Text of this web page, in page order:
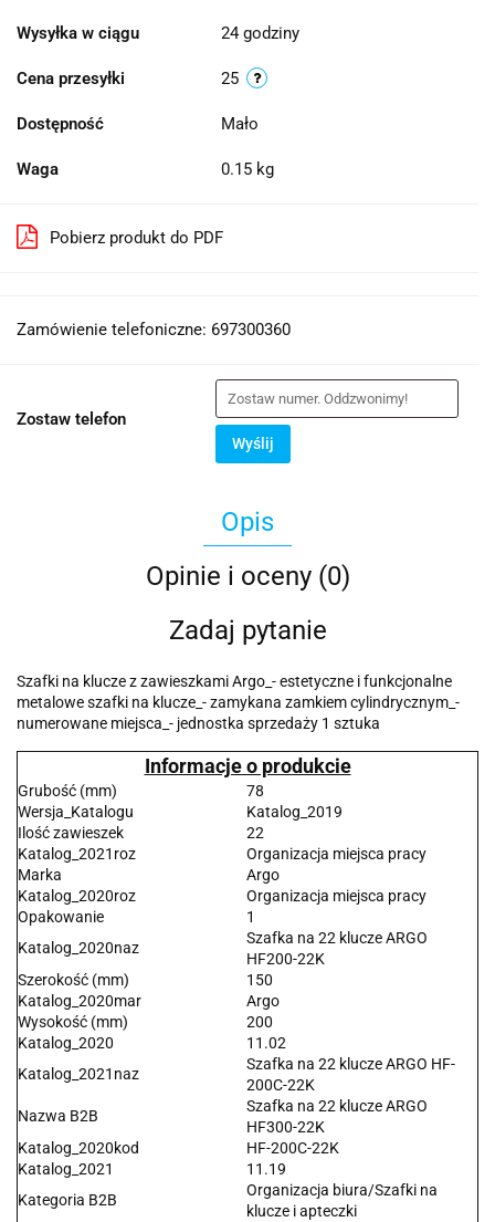
Wysyłka w ciągu 24 godziny
Cena przesyłki 25
Dostępność Mało
Waga 0.15 kg
Pobierz produkt do PDF
Zamówienie telefoniczne: 697300360
Zostaw telefon
Wyślij
Opis
Opinie i oceny (0)
Zadaj pytanie
Szafki na klucze z zawieszkami Argo_- estetyczne i funkcjonalne
metalowe szafki na klucze_- zamykana zamkiem cylindrycznym_-
numerowane miejsca_- jednostka sprzedaży 1 sztuka
Informacje o produkcie
Grubość (mm)
78
Wersja_Katalogu
Katalog_2019
Ilość zawieszek
22
Katalog_2021roz
Organizacja miejsca pracy
Marka
Argo
Katalog_2020roz
Organizacja miejsca pracy
Opakowanie
1
Katalog_2020naz
Szafka na 22 klucze ARGO
HF200-22K
Szerokość (mm)
150
Katalog_2020mar
Argo
Wysokość (mm)
200
Katalog_2020
11.02
Katalog_2021naz
Szafka na 22 klucze ARGO HF-
200C-22K
Nazwa B2B
Szafka na 22 klucze ARGO
HF300-22K
Katalog_2020kod
HF-200C-22K
Katalog_2021
11.19
Kategoria B2B
Organizacja biura/Szafki na
klucze i apteczki